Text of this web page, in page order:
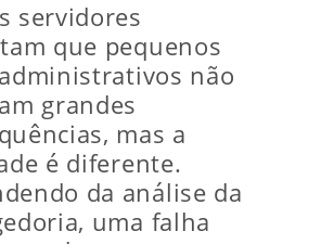
servidores
que pequenos
não
grandes
mas a
é diferente.
da análise da
uma falha